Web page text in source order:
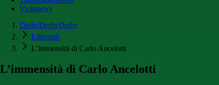
Violanews
DerbyDerbyDerby
Editoriali
L’immensità di Carlo Ancelotti
L’immensità di Carlo Ancelotti